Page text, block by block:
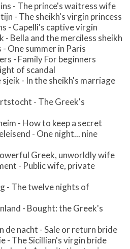
- The prince's waitress wife
- The sheikh's virgin princess
- Capelli's captive virgin
- Bella and the merciless sheikh
- One summer in Paris
- Family For beginners
of scandal
- In the sheikh's marriage
- The Greek's
- How to keep a secret
- One night... nine
Greek, unworldly wife
- Public wife, private
- The twelve nights of
- Bought: the Greek's
de nacht - Sale or return bride
- The Sicillian's virgin bride